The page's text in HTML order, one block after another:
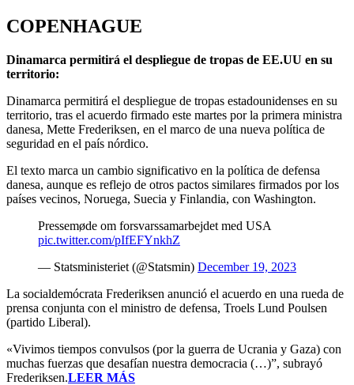
COPENHAGUE
Dinamarca permitirá el despliegue de tropas de EE.UU en su
territorio:
Dinamarca permitirá el despliegue de tropas estadounidenses en su
territorio, tras el acuerdo firmado este martes por la primera ministra
danesa, Mette Frederiksen, en el marco de una nueva política de
seguridad en el país nórdico.
El texto marca un cambio significativo en la política de defensa
danesa, aunque es reflejo de otros pactos similares firmados por los
países vecinos, Noruega, Suecia y Finlandia, con Washington.
Pressemøde om forsvarssamarbejdet med USA
pic.twitter.com/pIfEFYnkhZ
— Statsministeriet (@Statsmin) December 19, 2023
La socialdemócrata Frederiksen anunció el acuerdo en una rueda de
prensa conjunta con el ministro de defensa, Troels Lund Poulsen
(partido Liberal).
«Vivimos tiempos convulsos (por la guerra de Ucrania y Gaza) con
muchas fuerzas que desafían nuestra democracia (…)”, subrayó
Frederiksen.LEER MÁS